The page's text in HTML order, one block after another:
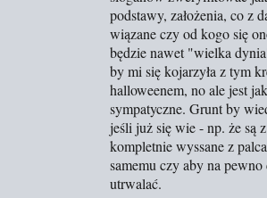
podstawy, założenia, co z
wiązane czy od kogo się
będzie nawet "wielka
by mi się kojarzyła z tym
halloweenem, no ale jest
sympatyczne. Grunt by
jeśli już się wie - np. że są
kompletnie wyssane z
samemu czy aby na
utrwalać.